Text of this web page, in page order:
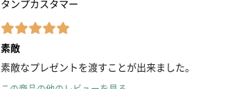
タンプカスタマー
素敵
素敵なプレゼントを渡すことが出来ました。